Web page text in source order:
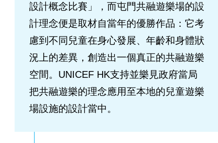
設計概念比賽」，而屯門共融遊樂場的設
計理念便是取材自當年的優勝作品：它考
慮到不同兒童在身心發展、年齡和身體狀
況上的差異，創造出一個真正的共融遊樂
空間。UNICEF HK支持並樂見政府當局
把共融遊樂的理念應用至本地的兒童遊樂
場設施的設計當中。